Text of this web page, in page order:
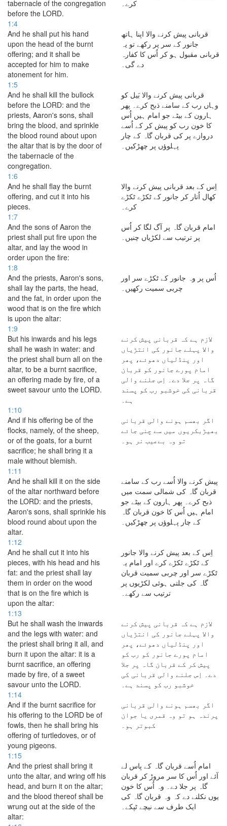
tabernacle of the congregation
before the LORD.
کرے۔
1:4
And he shall put his hand
upon the head of the burnt
offering; and it shall be
accepted for him to make
atonement for him.
قربانی پیش کرنے والا اپنا ہاتھ
جانور کے سر پر رکھے تو یہ
قربانی مقبول ہو کر اُس کا کفارہ
دے گی۔
1:5
And he shall kill the bullock
before the LORD: and the
priests, Aaron's sons, shall
bring the blood, and sprinkle
the blood round about upon
the altar that is by the door of
the tabernacle of the
congregation.
قربانی پیش کرنے والا بَیل کو
وہاں رب کے سامنے ذبح کرے۔ پھر
ہارون کے بیٹے جو امام ہیں اُس
کا خون رب کو پیش کر کے اُسے
دروازے پر کی قربان گاہ کے چار
پہلوؤں پر چھڑکیں۔
1:6
And he shall flay the burnt
offering, and cut it into his
pieces.
اِس کے بعد قربانی پیش کرنے والا
کھال اُتار کر جانور کے ٹکڑے ٹکڑے
کرے۔
1:7
And the sons of Aaron the
priest shall put fire upon the
altar, and lay the wood in
order upon the fire:
امام قربان گاہ پر آگ لگا کر اُس
پر ترتیب سے لکڑیاں چنیں۔
1:8
And the priests, Aaron's sons,
shall lay the parts, the head,
and the fat, in order upon the
wood that is on the fire which
is upon the altar:
اُس پر وہ جانور کے ٹکڑے سر اور
چربی سمیت رکھیں۔
1:9
But his inwards and his legs
shall he wash in water: and
the priest shall burn all on the
altar, to be a burnt sacrifice,
an offering made by fire, of a
sweet savour unto the LORD.
لازم ہے کہ قربانی پیش کرنے
والا پہلے جانور کی انتڑیاں
اور پنڈلیاں دھوئے، پھر
امام پورے جانور کو قربان
گاہ پر جلا دے۔ اِس جلنے والی
قربانی کی خوشبو رب کو پسند
ہے۔
1:10
And if his offering be of the
flocks, namely, of the sheep,
or of the goats, for a burnt
sacrifice; he shall bring it a
male without blemish.
اگر بھسم ہونے والی قربانی
بھیڑبکریوں میں سے چنی جائے
تو وہ بےعیب نر ہو۔
1:11
And he shall kill it on the side
of the altar northward before
the LORD: and the priests,
Aaron's sons, shall sprinkle his
blood round about upon the
altar.
پیش کرنے والا اُسے رب کے سامنے
قربان گاہ کی شمالی سمت میں
ذبح کرے۔ پھر ہارون کے بیٹے جو
امام ہیں اُس کا خون قربان گاہ
کے چار پہلوؤں پر چھڑکیں۔
1:12
And he shall cut it into his
pieces, with his head and his
fat: and the priest shall lay
them in order on the wood
that is on the fire which is
upon the altar:
اِس کے بعد پیش کرنے والا جانور
کے ٹکڑے ٹکڑے کرے اور امام یہ
ٹکڑے سر اور چربی سمیت قربان
گاہ کی جلتی ہوئی لکڑیوں پر
ترتیب سے رکھے۔
1:13
But he shall wash the inwards
and the legs with water: and
the priest shall bring it all, and
burn it upon the altar: it is a
burnt sacrifice, an offering
made by fire, of a sweet
savour unto the LORD.
لازم ہے کہ قربانی پیش کرنے
والا پہلے جانور کی انتڑیاں
اور پنڈلیاں دھوئے، پھر
امام پورے جانور کو رب کو
پیش کر کے قربان گاہ پر جلا
دے۔ اِس جلنے والی قربانی کی
خوشبو رب کو پسند ہے۔
1:14
And if the burnt sacrifice for
his offering to the LORD be of
fowls, then he shall bring his
offering of turtledoves, or of
young pigeons.
اگر بھسم ہونے والی قربانی
پرندہ ہو تو وہ قمری یا جوان
کبوتر ہو۔
1:15
And the priest shall bring it
unto the altar, and wring off his
head, and burn it on the altar;
and the blood thereof shall be
wrung out at the side of the
altar:
امام اُسے قربان گاہ کے پاس لے
آئے اور اُس کا سر مروڑ کر قربان
گاہ پر جلا دے۔ وہ اُس کا خون
یوں نکلنے دے کہ وہ قربان گاہ کی
ایک طرف سے نیچے ٹپکے۔